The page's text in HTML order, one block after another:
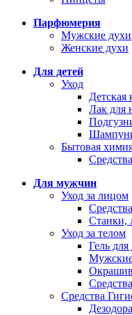
Парфюмерия
Мужские духи
Женские духи
Для детей
Уход
Детская
Лак для
Бытовая
Для мужчин
Уход за лицом
Станки,
Уход за телом
Гель
Средства